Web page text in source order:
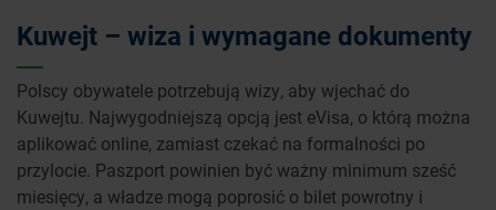
Kuwejt – wiza i wymagane dokumenty
Polscy obywatele potrzebują wizy, aby wjechać do
Kuwejtu. Najwygodniejszą opcją jest eVisa, o którą można
aplikować online, zamiast czekać na formalności po
przylocie. Paszport powinien być ważny minimum sześć
miesięcy, a władze mogą poprosić o bilet powrotny i